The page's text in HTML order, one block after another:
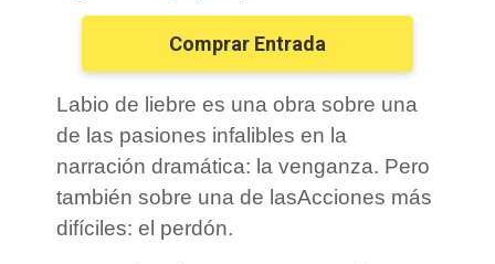
Comprar Entrada
Labio de liebre es una obra sobre una
de las pasiones infalibles en la
narración dramática: la venganza. Pero
también sobre una de lasAcciones más
difíciles: el perdón.